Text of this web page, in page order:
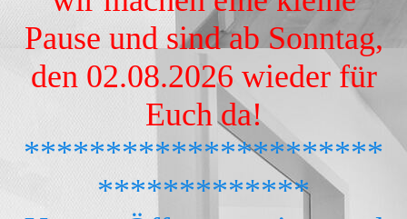
Pause und sind ab Sonntag,
den 02.08.2026 wieder für
Euch da!
**********************
*************